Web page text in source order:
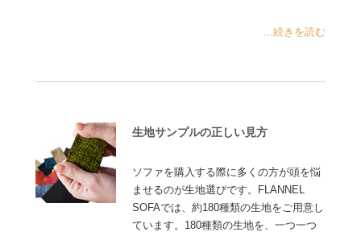
...続きを読む
生地サンプルの正しい見方
ソファを購入する際に多くの方が頭を悩
ませるのが生地選びです。FLANNEL
SOFAでは、約180種類の生地をご用意し
ています。180種類の生地を、一つ一つ